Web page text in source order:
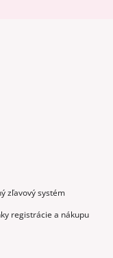
zľavový systém
registrácie a nákupu